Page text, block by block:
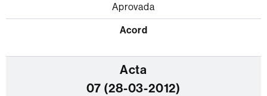
Aprovada
07 (28-03-2012)